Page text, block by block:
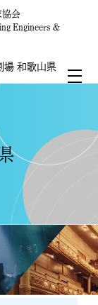
協会
Engineers &
場 和歌山県